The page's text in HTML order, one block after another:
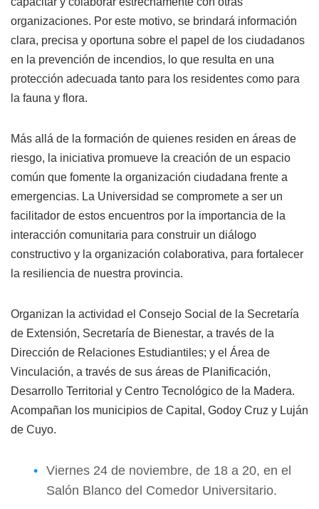
organizaciones. Por este motivo, se brindará información
clara, precisa y oportuna sobre el papel de los ciudadanos
en la prevención de incendios, lo que resulta en una
protección adecuada tanto para los residentes como para
la fauna y flora.
Más allá de la formación de quienes residen en áreas de
riesgo, la iniciativa promueve la creación de un espacio
común que fomente la organización ciudadana frente a
emergencias. La Universidad se compromete a ser un
facilitador de estos encuentros por la importancia de la
interacción comunitaria para construir un diálogo
constructivo y la organización colaborativa, para fortalecer
la resiliencia de nuestra provincia.
Organizan la actividad el Consejo Social de la Secretaría
de Extensión, Secretaría de Bienestar, a través de la
Dirección de Relaciones Estudiantiles; y el Área de
Vinculación, a través de sus áreas de Planificación,
Desarrollo Territorial y Centro Tecnológico de la Madera.
Acompañan los municipios de Capital, Godoy Cruz y Luján
de Cuyo.
Viernes 24 de noviembre, de 18 a 20, en el
Salón Blanco del Comedor Universitario.